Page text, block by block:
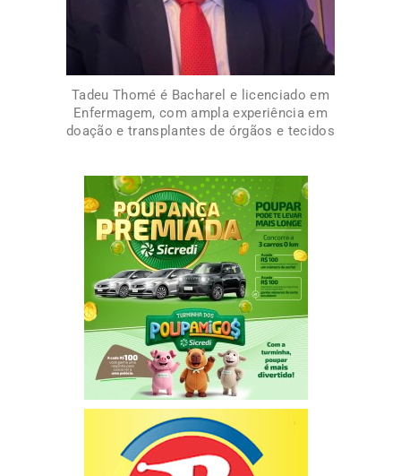
Tadeu Thomé é Bacharel e licenciado em
Enfermagem, com ampla experiência em
doação e transplantes de órgãos e tecidos